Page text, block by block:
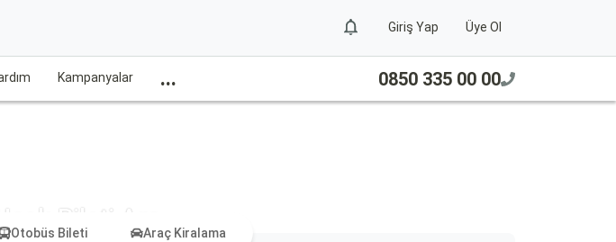
Giriş Yap Üye Ol
Kampanyalar ... 0850 335 00 00
Bileti Ara
Otobüs Bileti Araç Kiralama